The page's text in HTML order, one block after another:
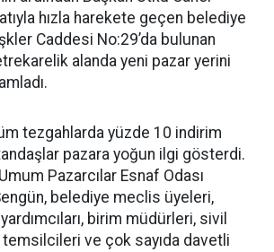
hızla harekete geçen belediye
Caddesi No:29’da bulunan
alanda yeni pazar yerini
tezgahlarda yüzde 10 indirim
pazara yoğun ilgi gösterdi.
Pazarcılar Esnaf Odası
belediye meclis üyeleri,
birim müdürleri, sivil
ve çok sayıda davetli